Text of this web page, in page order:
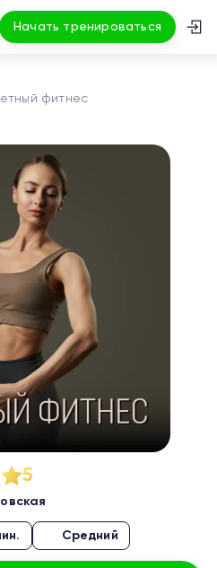
Начать тренироваться
фитнес
5
Средний